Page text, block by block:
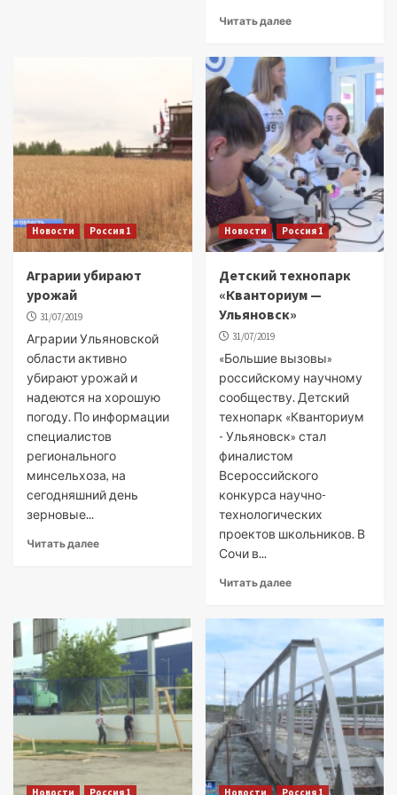
Читать далее
Новости Россия 1
Аграрии убирают
урожай
31/07/2019
Аграрии Ульяновской
области активно
убирают урожай и
надеются на хорошую
погоду. По информации
специалистов
регионального
минсельхоза, на
сегодняшний день
зерновые...
Читать далее
Новости Россия 1
Детский технопарк
«Кванториум —
Ульяновск»
31/07/2019
«Большие вызовы»
российскому научному
сообществу. Детский
технопарк «Кванториум
- Ульяновск» стал
финалистом
Всероссийского
конкурса научно-
технологических
проектов школьников. В
Сочи в...
Читать далее
Новости Россия 1 Новости Россия 1